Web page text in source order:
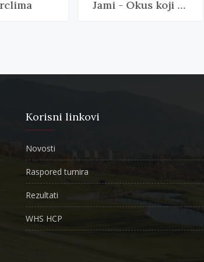
Jami - Okus koji mami
Korisni linkovi
Novosti
Raspored turnira
Rezultati
WHS HCP